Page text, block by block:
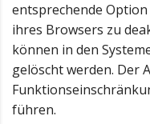
entsprechende
ihres Browsers zu
können in den
gelöscht werden. Der
führen.